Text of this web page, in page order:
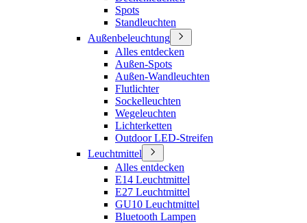
Spots
Standleuchten
Außenbeleuchtung
Alles entdecken
Außen-Spots
Außen-Wandleuchten
Flutlichter
Sockelleuchten
Wegeleuchten
Lichterketten
Outdoor LED-Streifen
Leuchtmittel
Alles entdecken
E14 Leuchtmittel
E27 Leuchtmittel
GU10 Leuchtmittel
Bluetooth Lampen